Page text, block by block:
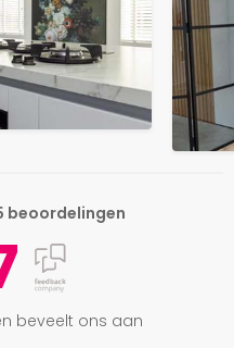
beoordelingen
beveelt ons aan